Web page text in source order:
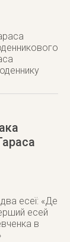
есеї: «Де
есей
в